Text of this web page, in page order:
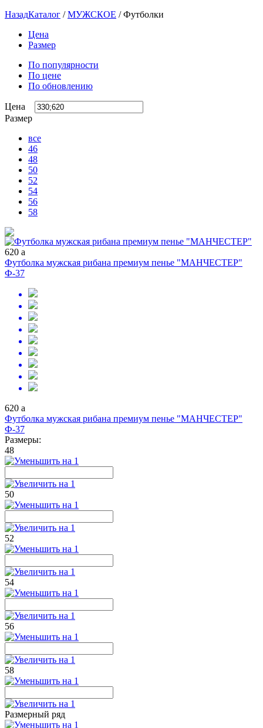
НазадКаталог /МУЖСКОЕ /Футболки
Цена
Размер
По популярности
По цене
По обновлению
Цена
Размер
все
46
48
50
52
54
56
58
620 a
Футболка мужская рибана премиум пенье "МАНЧЕСТЕР"
Ф-37
620 a
Футболка мужская рибана премиум пенье "МАНЧЕСТЕР"
Ф-37
Размеры:
48
50
52
54
56
58
Размерный ряд